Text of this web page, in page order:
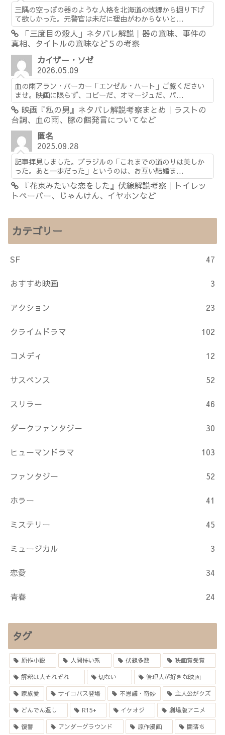
三隅の空っぽの器のような人格を北海道の故郷から掘り下げ
て欲しかった。元警官は未だに理由がわからないと...
「三度目の殺人」ネタバレ解説｜器の意味、事件の
真相、タイトルの意味など５の考察
カイザー・ソゼ
2026.05.09
血の雨アラン・パーカー「エンゼル・ハート」ご覧ください
ませ。映画に限らず、コピーだ、オマージュだ、パ...
映画『私の男』ネタバレ解説考察まとめ｜ラストの
台詞、血の雨、豚の餌発言についてなど
匿名
2025.09.28
記事拝見しました。ブラジルの「これまでの道のりは美しか
った。あと一歩だった」というのは、お互い結婚ま...
『花束みたいな恋をした』伏線解説考察｜トイレッ
トペーパー、じゃんけん、イヤホンなど
カテゴリー
SF 47
おすすめ映画 3
アクション 23
クライムドラマ 102
コメディ 12
サスペンス 52
スリラー 46
ダークファンタジー 30
ヒューマンドラマ 103
ファンタジー 52
ホラー 41
ミステリー 45
ミュージカル 3
恋愛 34
青春 24
タグ
原作小説 人間怖い系 伏線多数 映画賞受賞
解釈は人それぞれ 切ない 管理人が好きな映画
家族愛 サイコパス登場 不思議・奇妙 主人公がクズ
どんでん返し R15+ イケオジ 劇場版アニメ
復讐 アンダーグラウンド 原作漫画 闇落ち